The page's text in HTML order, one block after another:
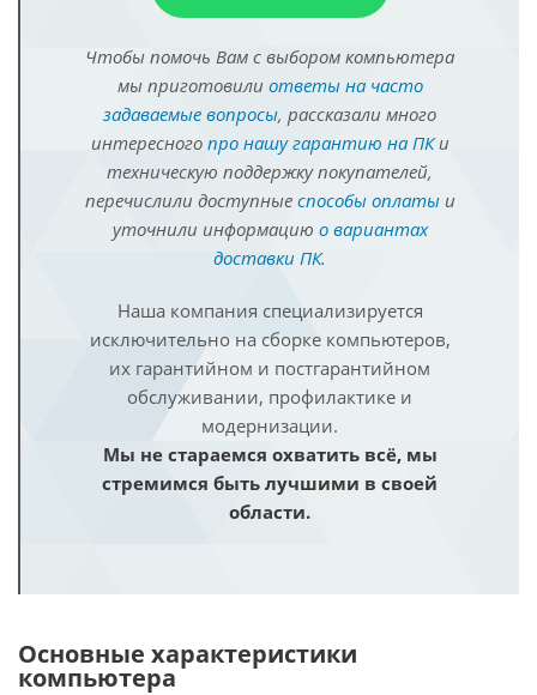
Чтобы помочь Вам с выбором компьютера
мы приготовили ответы на часто
задаваемые вопросы, рассказали много
интересного про нашу гарантию на ПКи
техническую поддержку покупателей,
перечислили доступные способы оплатыи
уточнили информацию о вариантах
доставки ПК.
Наша компания специализируется
исключительно на сборке компьютеров,
их гарантийном и постгарантийном
обслуживании, профилактике и
модернизации.
Мы не стараемся охватить всё, мы
стремимся быть лучшими в своей
области.
Основные характеристики
компьютера